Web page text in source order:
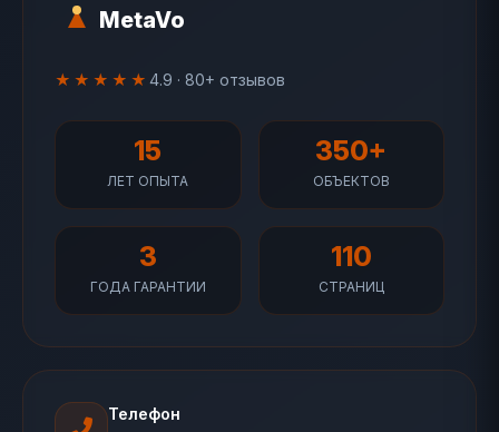
MetaVo
★★★★★ 4.9 · 80+ отзывов
15
ЛЕТ ОПЫТА
350+
ОБЪЕКТОВ
3
ГОДА ГАРАНТИИ
110
СТРАНИЦ
Телефон